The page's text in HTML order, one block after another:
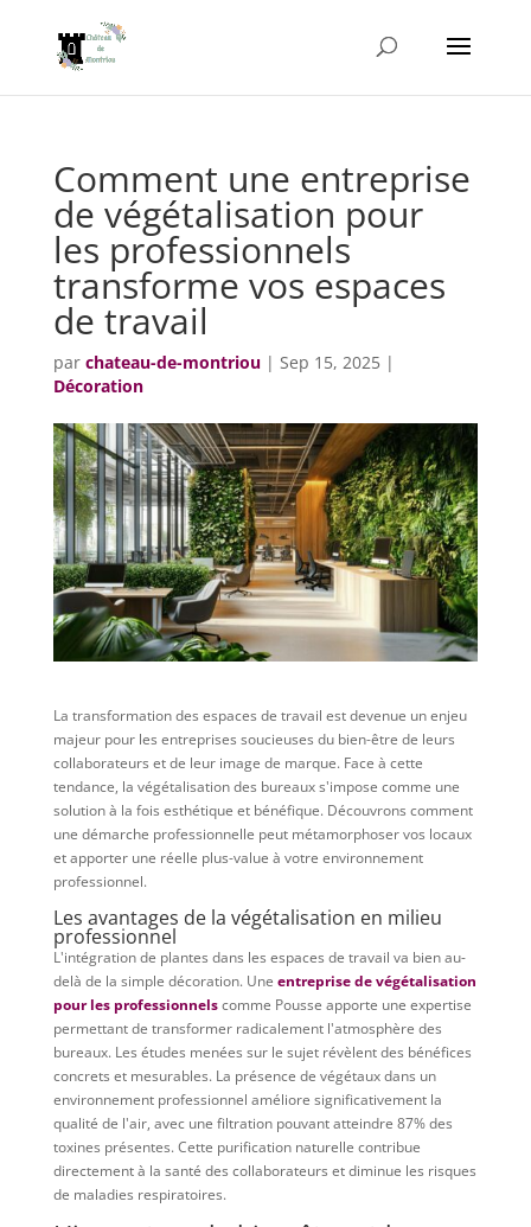
Comment une entreprise
de végétalisation pour
les professionnels
transforme vos espaces
de travail
par chateau-de-montriou| Sep 15, 2025|
Décoration
La transformation des espaces de travail est devenue un enjeu
majeur pour les entreprises soucieuses du bien-être de leurs
collaborateurs et de leur image de marque. Face à cette
tendance, la végétalisation des bureaux s'impose comme une
solution à la fois esthétique et bénéfique. Découvrons comment
une démarche professionnelle peut métamorphoser vos locaux
et apporter une réelle plus-value à votre environnement
professionnel.
Les avantages de la végétalisation en milieu
professionnel
L'intégration de plantes dans les espaces de travail va bien au-
delà de la simple décoration. Une entreprise de végétalisation
pour les professionnelscomme Pousse apporte une expertise
permettant de transformer radicalement l'atmosphère des
bureaux. Les études menées sur le sujet révèlent des bénéfices
concrets et mesurables. La présence de végétaux dans un
environnement professionnel améliore significativement la
qualité de l'air, avec une filtration pouvant atteindre 87% des
toxines présentes. Cette purification naturelle contribue
directement à la santé des collaborateurs et diminue les risques
de maladies respiratoires.